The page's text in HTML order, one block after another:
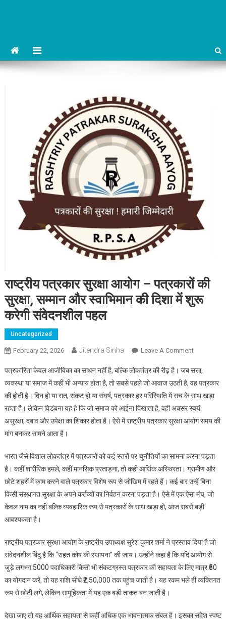
राष्ट्रीय पत्रकार सुरक्षा आयोग – पत्रकारों की
सुरक्षा, सम्मान और स्वाभिमान की दिशा में शुरू
करेगी संवेदनशील पहल
Uncategorized
February 22, 2026 Jitendra Sinha Leave A CommentOn राष्ट्रीय
सुरक्षा आयोग
– पत्रकारों
की सुरक्षा,
सम्मान और
स्वाभिमान की
संवेदनशील
पहल
पत्रकारिता केवल आजीविका का साधन नहीं है, बल्कि लोकतंत्र की रीढ़ है। जब सत्ता,
व्यवस्था या समाज में कहीं भी अन्याय होता है, तो सबसे पहले जो आवाज उठती है, वह पत्रकार
की होती है। दिन हो या रात, संकट हो या संघर्ष, पत्रकार हर परिस्थिति में सच के साथ खड़ा
रहता है। लेकिन विडंबना यह है कि जो समाज को आईना दिखाता है, वही अक्सर स्वयं
असुरक्षा, दबाव और उपेक्षा का शिकार होता है। ऐसे में राष्ट्रीय पत्रकार सुरक्षा आयोग समय की
मांग बनकर सामने आता है।
भारत जैसे विशाल लोकतंत्र में पत्रकारों को कई स्तरों पर चुनौतियों का सामना करना पड़ता
है। कहीं शारीरिक हमले, कहीं मानसिक प्रताड़ना, तो कहीं आर्थिक अस्थिरता। ग्रामीण और
छोटे शहरों में काम करने वाले पत्रकार विशेष रूप से जोखिम में रहते हैं। कई बार उन्हें बिना
किसी संस्थागत सुरक्षा के अपने कर्तव्यों का निर्वहन करना पड़ता है। ऐसे में एक ऐसा मंच, जो
केवल नाम का नहीं बल्कि व्यवहारिक रूप से पत्रकारों के साथ खड़ा हो, आज सबसे बड़ी
आवश्यकता है।
राष्ट्रीय पत्रकार सुरक्षा आयोग के राष्ट्रीय उपाध्यक्ष सुरेश कुमार शर्मा ने प्रस्ताव दिया है जो
संवेदनशील बिंदु है कि “राहत कोष की स्थापना” की जाय। उन्होंने कहा है कि यदि आयोग से
जुड़े लगभग 5000 पदाधिकारी किसी भी संकटग्रस्त पत्रकार की सहायता के लिए मात्र ₹50
का योगदान करें, तो यह राशि सीधे ₹2,50,000 तक पहुंच जाती है। यह रकम भले ही व्यक्तिगत
रूप से छोटी लगे, लेकिन सामूहिकता में यह एक बड़ी ताकत बन जाती है।
देखा जाए तो यह आर्थिक सहायता से कहीं अधिक एक भावनात्मक संबल है। इसका संदेश स्पष्ट